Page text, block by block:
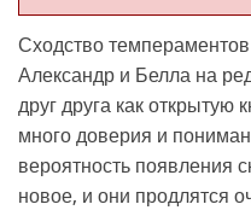
Сходство
Александр и Белла на
друг друга как открытую
много доверия и
вероятность появления
новое, и они продлятся